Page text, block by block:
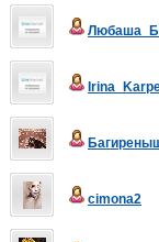
cimona2